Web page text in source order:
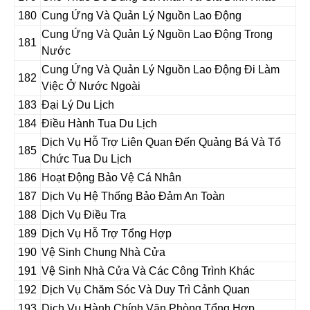
180 Cung Ứng Và Quản Lý Nguồn Lao Động
181
Cung Ứng Và Quản Lý Nguồn Lao Động Trong
Nước
182
Cung Ứng Và Quản Lý Nguồn Lao Động Đi Làm
Việc Ở Nước Ngoài
183 Đại Lý Du Lịch
184 Điều Hành Tua Du Lịch
185
Dịch Vụ Hỗ Trợ Liên Quan Đến Quảng Bá Và Tổ
Chức Tua Du Lịch
186 Hoạt Động Bảo Vệ Cá Nhân
187 Dịch Vụ Hệ Thống Bảo Đảm An Toàn
188 Dịch Vụ Điều Tra
189 Dịch Vụ Hỗ Trợ Tổng Hợp
190 Vệ Sinh Chung Nhà Cửa
191 Vệ Sinh Nhà Cửa Và Các Công Trình Khác
192 Dịch Vụ Chăm Sóc Và Duy Trì Cảnh Quan